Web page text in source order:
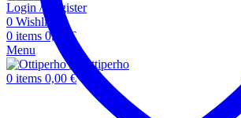
Login / Register
0 Wishlist
0 items 0,00
€
Menu
0 items 0,00 €